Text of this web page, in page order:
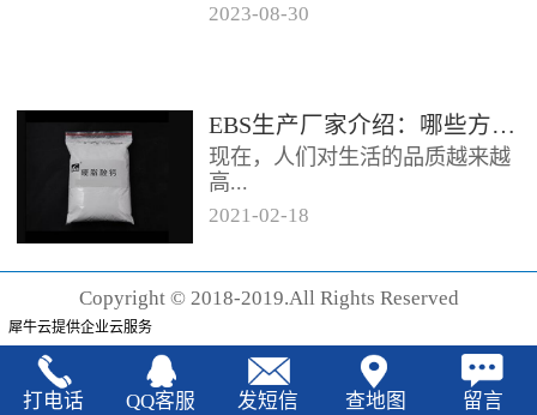
分为...
2023-08-30
EBS生产厂家‍介绍：哪些方法可以验证EBS的润滑效果
现在，人们对生活的品质越来越
高...
声也越来越强烈，很多厂家在利
2021-02-18
Copyright © 2018-2019.All Rights Reserved
犀牛云提供企业云服务
打电话 QQ客服 发短信 查地图 留言